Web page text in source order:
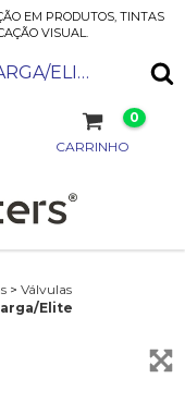
EM PRODUTOS, TINTAS
VISUAL.
VALVULA 02/03 VIAS NEW TARGA/ELITE
CARRINHO
0
> Válvulas
Elite